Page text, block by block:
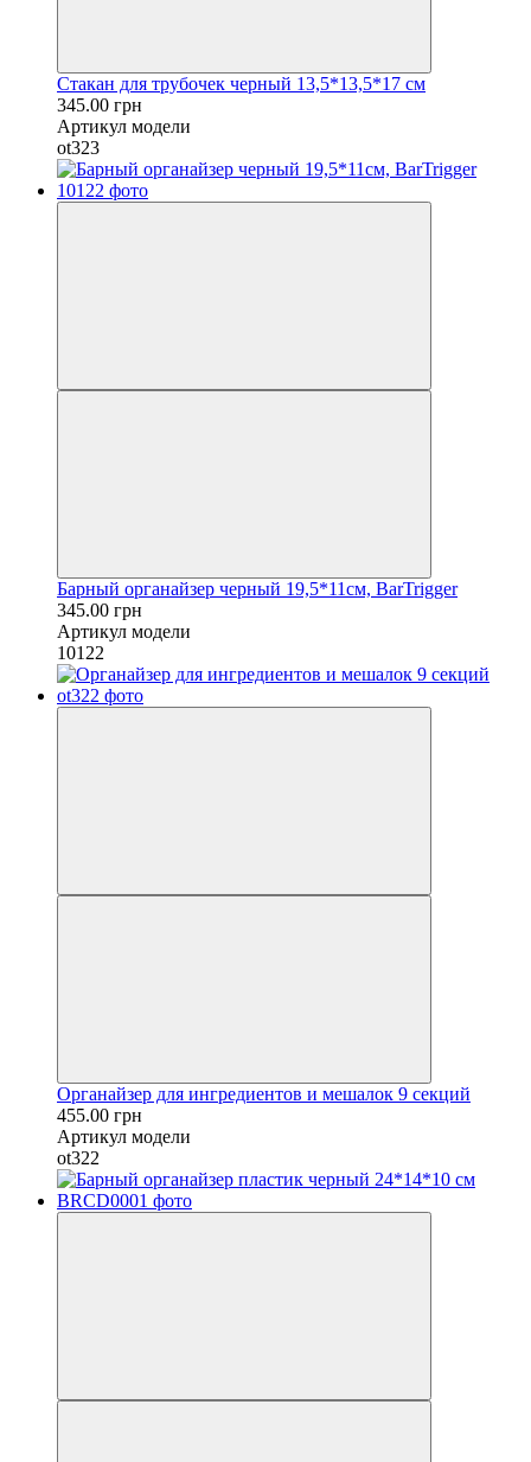
Стакан для трубочек черный 13,5*13,5*17 см
345.00 грн
Артикул модели
ot323
Барный органайзер черный 19,5*11см, BarTrigger
345.00 грн
Артикул модели
10122
Органайзер для ингредиентов и мешалок 9 секций
455.00 грн
Артикул модели
ot322